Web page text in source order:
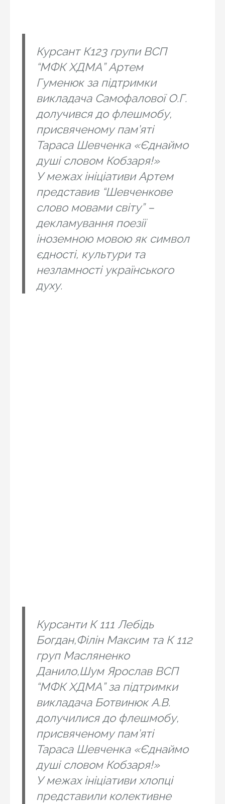
Курсант К123 групи ВСП
“МФК ХДМА” Артем
Гуменюк за підтримки
викладача Самофалової О.Г.
долучився до флешмобу,
присвяченому пам’яті
Тараса Шевченка «Єднаймо
душі словом Кобзаря!»
У межах ініціативи Артем
представив “Шевченкове
слово мовами світу” –
декламування поезії
іноземною мовою як символ
єдності, культури та
незламності українського
духу.
Курсанти К 111 Лебідь
Богдан,Філін Максим та К 112
груп Масляненко
Данило,Шум Ярослав ВСП
“МФК ХДМА” за підтримки
викладача Ботвинюк А.В.
долучилися до флешмобу,
присвяченому пам’яті
Тараса Шевченка «Єднаймо
душі словом Кобзаря!»
У межах ініціативи хлопці
представили колективне